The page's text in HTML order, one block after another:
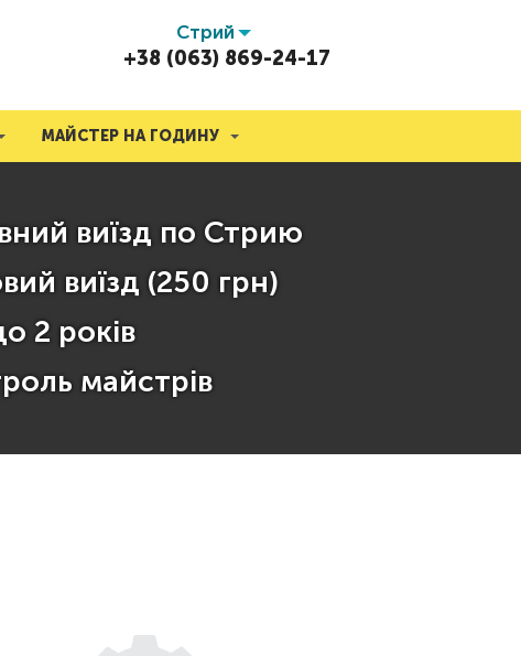
Стрий
+38 (063) 869-24-17
МАЙСТЕР НА ГОДИНУ
виїзд по Стрию
виїзд (250 грн)
2 років
майстрів